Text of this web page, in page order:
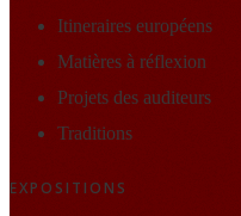
Itineraires européens
Matières à réflexion
Projets des auditeurs
Traditions
EXPOSITIONS